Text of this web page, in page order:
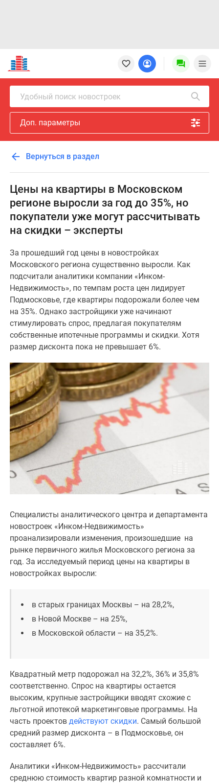
Новостройки
Квартиры
Ипотека
Новостройки
Москвы
Новостройки
Подмосковья
Новостройки
Москвы
Готовые
новостройки
Новостройки
карте
Специальные
Коммерческие
помещения
Продавцы
застройщики
Панорамы
новостроек
Видеообзор
новостроек
новостроек
Экология
Москвы
Подмосковья
Студии
комнатные
комнатные
Квартиры
карте
Ипотечный
калькулятор
Семейная
ипотека
Банки
недвижимости
Мнение
эксперта
Аналитика
рынка
Покупателю
Экспертиза
Эксперты
Удобный поиск новостроек
Доп. параметры
Вернуться в раздел
Цены на квартиры в Московском
регионе выросли за год до 35%, но
покупатели уже могут рассчитывать
на скидки – эксперты
За прошедший год цены в новостройках
Московского региона существенно выросли. Как
подсчитали аналитики компании «Инком-
Недвижимость», по темпам роста цен лидирует
Подмосковье, где квартиры подорожали более чем
на 35%. Однако застройщики уже начинают
стимулировать спрос, предлагая покупателям
собственные ипотечные программы и скидки. Хотя
размер дисконта пока не превышает 6%.
Специалисты аналитического центра и департамента
новостроек «Инком-Недвижимость»
проанализировали изменения, произошедшие на
рынке первичного жилья Московского региона за
год. За исследуемый период цены на квартиры в
новостройках выросли:
в старых границах Москвы – на 28,2%,
в Новой Москве – на 25%,
в Московской области – на 35,2%.
Квадратный метр подорожал на 32,2%, 36% и 35,8%
соответственно. Спрос на квартиры остается
высоким, крупные застройщики вводят схожие с
льготной ипотекой маркетинговые программы. На
часть проектов действуют скидки. Самый большой
средний размер дисконта – в Подмосковье, он
составляет 6%.
Аналитики «Инком-Недвижимость» рассчитали
среднюю стоимость квартир разной комнатности и